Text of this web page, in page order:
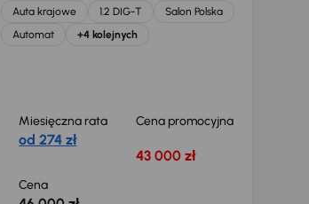
Auta krajowe 1.2 DIG-T
Salon Polska
Automat
+4 kolejnych
Miesięczna rata
od 274 zł
Cena promocyjna
43 000 zł
Cena